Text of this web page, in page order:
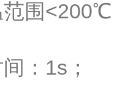
围<200℃
：1s；